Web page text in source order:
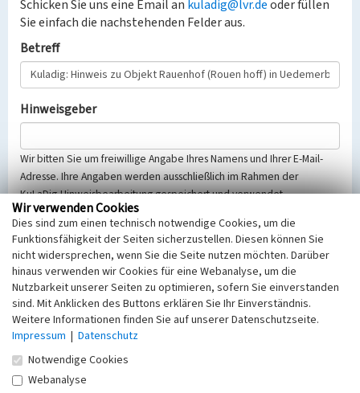
Schicken Sie uns eine Email an kuladig@lvr.deoder füllen
Sie einfach die nachstehenden Felder aus.
Betreff
Hinweisgeber
Wir bitten Sie um freiwillige Angabe Ihres Namens und Ihrer E-Mail-
Adresse. Ihre Angaben werden ausschließlich im Rahmen der
KuLaDig-Hinweisbearbeitung gespeichert und verwendet.
Selbstverständlich werden diese entsprechend der Vorschriften des
Telemediengesetzes, des Datenschutzgesetzes NRW und der seit
dem 25.05.2018 gültigen Europäischen Datenschutzgrundverordnung
(EU-DSGVO) vertraulich behandelt, beachten Sie bitte unsere
Hinweise zumDatenschutz
Nachricht
Wir verwenden Cookies
Dies sind zum einen technisch notwendige Cookies, um die
Funktionsfähigkeit der Seiten sicherzustellen. Diesen können Sie
nicht widersprechen, wenn Sie die Seite nutzen möchten. Darüber
hinaus verwenden wir Cookies für eine Webanalyse, um die
Nutzbarkeit unserer Seiten zu optimieren, sofern Sie einverstanden
sind. Mit Anklicken des Buttons erklären Sie Ihr Einverständnis.
Weitere Informationen finden Sie auf unserer Datenschutzseite.
Impressum | Datenschutz
Notwendige Cookies
Webanalyse